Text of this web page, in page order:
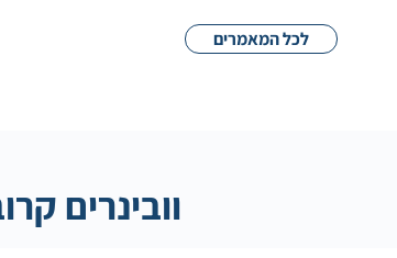
לכל המאמרים
וובינרים